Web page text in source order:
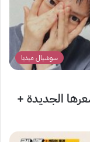
سوشيال ميديا
الجديدة +